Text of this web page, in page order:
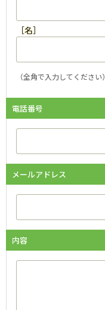
［名］
（全角で入力してください）
電話番号
メールアドレス
内容